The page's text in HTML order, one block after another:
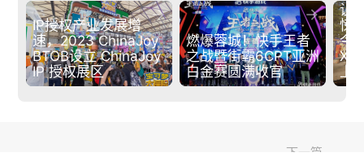
IP授权产业发展增
速，2023 ChinaJoy
BTOB设立 ChinaJoy
IP 授权展区

燃爆蓉城！快手王者
之战暨街霸6CPT亚洲
白金赛圆满收官

让
悚
今
上
下一篇